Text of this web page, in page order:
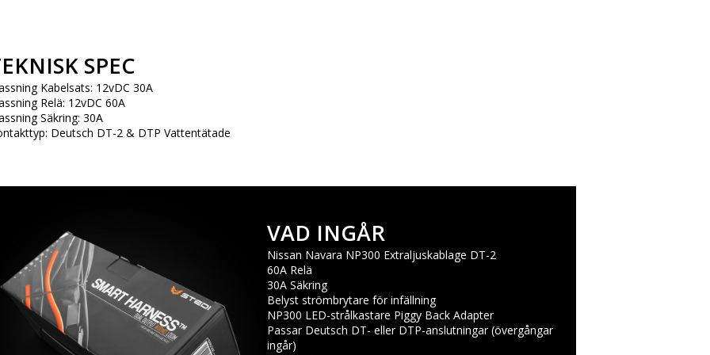
SPEC
Kabelsats: 12vDC 30A
Relä: 12vDC 60A
Säkring: 30A
Deutsch DT-2 & DTP Vattentätade
VAD INGÅR
Nissan Navara NP300 Extraljuskablage DT-2
60A Relä
30A Säkring
Belyst strömbrytare för infällning
NP300 LED-strålkastare Piggy Back Adapter
Passar Deutsch DT- eller DTP-anslutningar (övergångar
ingår)